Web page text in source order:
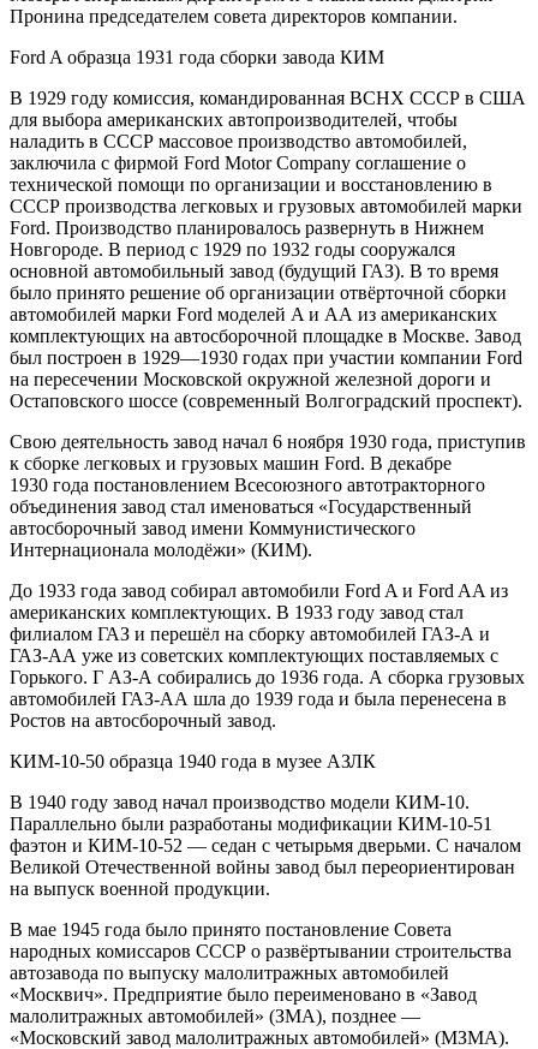
Пронина председателем совета директоров компании.
Ford A образца 1931 года сборки завода КИМ
В 1929 году комиссия, командированная ВСНХ СССР в США
для выбора американских автопроизводителей, чтобы
наладить в СССР массовое производство автомобилей,
заключила с фирмой Ford Motor Company соглашение о
технической помощи по организации и восстановлению в
СССР производства легковых и грузовых автомобилей марки
Ford. Производство планировалось развернуть в Нижнем
Новгороде. В период с 1929 по 1932 годы сооружался
основной автомобильный завод (будущий ГАЗ). В то время
было принято решение об организации отвёрточной сборки
автомобилей марки Ford моделей A и АА из американских
комплектующих на автосборочной площадке в Москве. Завод
был построен в 1929—1930 годах при участии компании Ford
на пересечении Московской окружной железной дороги и
Остаповского шоссе (современный Волгоградский проспект).
Свою деятельность завод начал 6 ноября 1930 года, приступив
к сборке легковых и грузовых машин Ford. В декабре
1930 года постановлением Всесоюзного автотракторного
объединения завод стал именоваться «Государственный
автосборочный завод имени Коммунистического
Интернационала молодёжи» (КИМ).
До 1933 года завод собирал автомобили Ford A и Ford AA из
американских комплектующих. В 1933 году завод стал
филиалом ГАЗ и перешёл на сборку автомобилей ГАЗ-А и
ГАЗ-АА уже из советских комплектующих поставляемых с
Горького. Г АЗ-А собирались до 1936 года. А сборка грузовых
автомобилей ГАЗ-АА шла до 1939 года и была перенесена в
Ростов на автосборочный завод.
КИМ-10-50 образца 1940 года в музее АЗЛК
В 1940 году завод начал производство модели КИМ-10.
Параллельно были разработаны модификации КИМ-10-51
фаэтон и КИМ-10-52 — седан с четырьмя дверьми. С началом
Великой Отечественной войны завод был переориентирован
на выпуск военной продукции.
В мае 1945 года было принято постановление Совета
народных комиссаров СССР о развёртывании строительства
автозавода по выпуску малолитражных автомобилей
«Москвич». Предприятие было переименовано в «Завод
малолитражных автомобилей» (ЗМА), позднее —
«Московский завод малолитражных автомобилей» (МЗМА).